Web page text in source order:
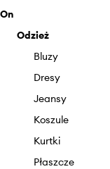
Bielizna
Bluzki i koszule
Bluzy
Jeansy
Kombinezony
Kurtki
Marynarki i
Obuwie
Baleriny
Botki
Mokasyny i
Klapki i sandały
Kozaki
Sneakersy
Akcesoria
Biżuteria
Czapki i
Etui i pokrowce
Kosmetyczki
Paski
On
Odzież
Bluzy
Dresy
Jeansy
Koszule
Kurtki
Płaszcze